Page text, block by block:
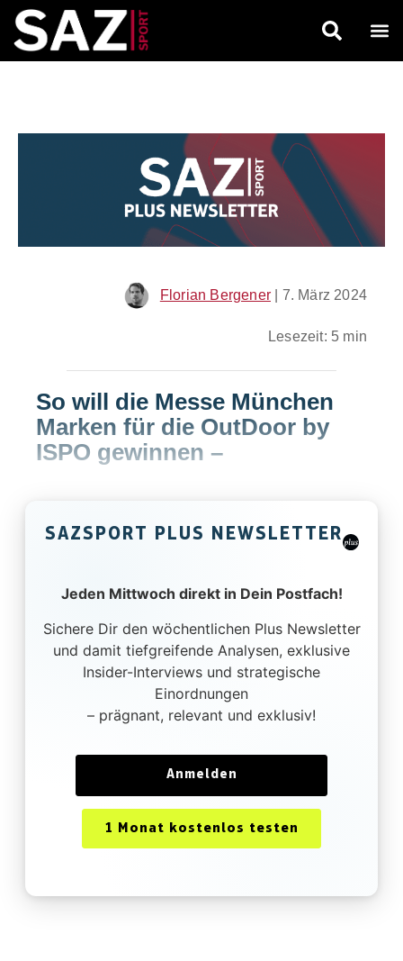
Florian Bergener 7. März 2024
Lesezeit: 5 min
So will die Messe München
Marken für die OutDoor by
ISPO gewinnen –
SAZSPORT PLUS NEWSLETTER
Jeden Mittwoch direkt in Dein Postfach!
Sichere Dir den wöchentlichen Plus Newsletter
und damit tiefgreifende Analysen, exklusive
Insider-Interviews und strategische
Einordnungen
– prägnant, relevant und exklusiv!
Anmelden
1 Monat kostenlos testen